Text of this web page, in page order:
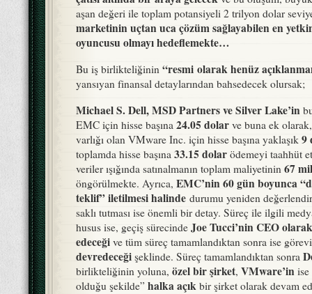
aşan değeri ile toplam potansiyeli 2 trilyon dolar
marketinin uçtan uca çözüm sağlayabilen en
oyuncusu olmayı hedeflemekte…
Bu iş birlikteliğinin “resmi olarak henüz
yansıyan finansal detaylarından bahsedecek olursak;
Michael S. Dell, MSD Partners ve Silver Lake’in
EMC için hisse başına 24.05 dolar ve buna ek
varlığı olan VMware Inc. için hisse başına yaklaşık 9
toplamda hisse başına 33.15 dolar ödemeyi taahhüt
veriler ışığında satınalmanın toplam maliyetinin 67
öngörülmekte. Ayrıca, EMC’nin 60 gün boyunca
teklif” iletilmesi halinde durumu yeniden
saklı tutması ise önemli bir detay. Süreç ile ilgili
husus ise, geçiş sürecinde Joe Tucci’nin CEO
edeceği ve tüm süreç tamamlandıktan sonra ise
devredeceği şeklinde. Süreç tamamlandıktan sonra
birlikteliğinin yoluna, özel bir şirket, VMware’in ise
olduğu şekilde” halka açık bir şirket olarak devam